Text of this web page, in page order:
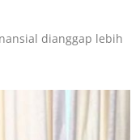
dianggap lebih